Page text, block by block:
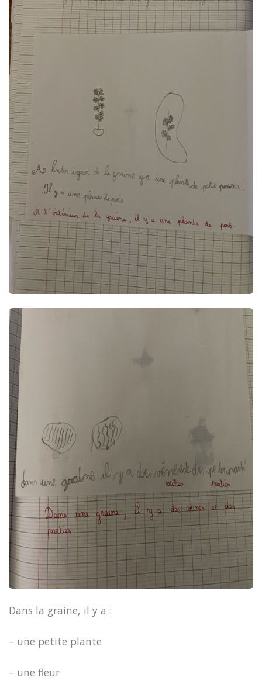
Dans la graine, il y a :
– une petite plante
– une fleur